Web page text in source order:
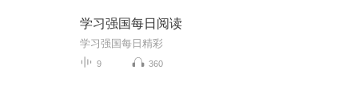
学习强国每日阅读
学习强国每日精彩
9 360